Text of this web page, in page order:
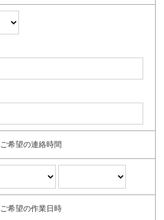
ご希望の連絡時間
ご希望の作業日時